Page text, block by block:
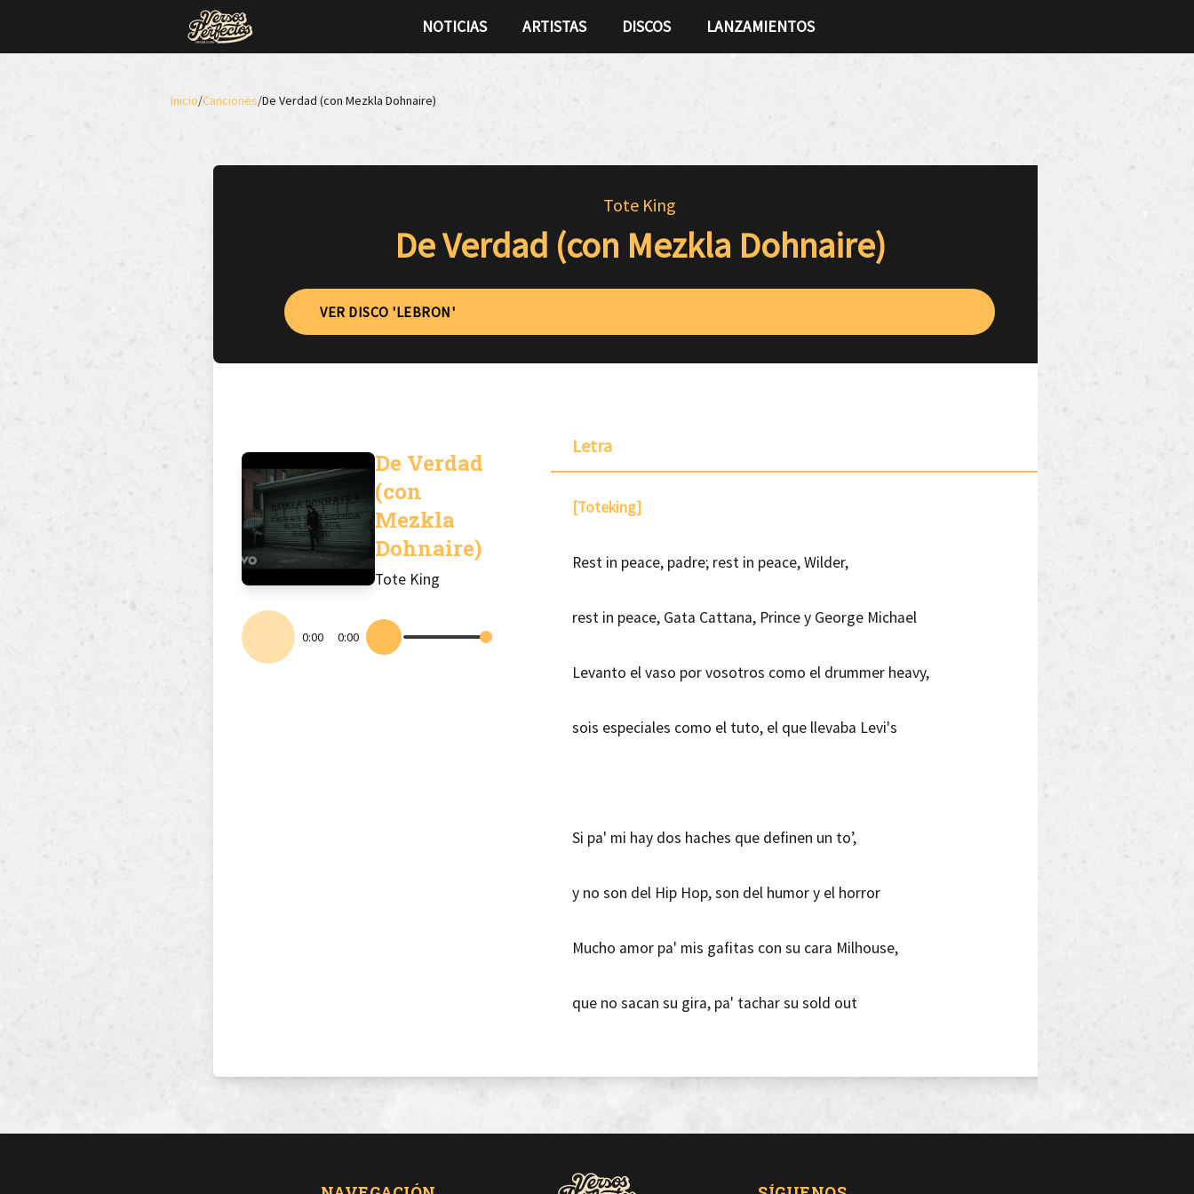
NOTICIAS ARTISTAS DISCOS LANZAMIENTOS
Inicio/Canciones/De Verdad (con Mezkla Dohnaire)
Tote King
De Verdad (con Mezkla Dohnaire)
VER DISCO 'LEBRON'
De Verdad
(con
Mezkla
Dohnaire)
Tote King
0:00 0:00
Letra
[Toteking]
Rest in peace, padre; rest in peace, Wilder,
rest in peace, Gata Cattana, Prince y George Michael
Levanto el vaso por vosotros como el drummer heavy,
sois especiales como el tuto, el que llevaba Levi's
Si pa' mi hay dos haches que definen un to’,
y no son del Hip Hop, son del humor y el horror
Mucho amor pa' mis gafitas con su cara Milhouse,
que no sacan su gira, pa' tachar su sold out
y si os traigáis lo que os vomita un mediocre, ¿qué pinto aquí?